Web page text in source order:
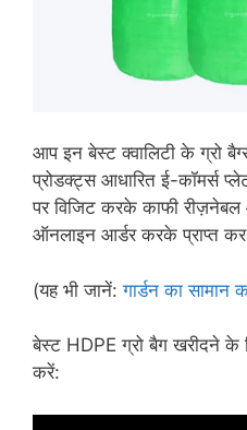
आप इन बेस्ट क्वालिटी के ग्रो
प्रोडक्ट्स आधारित ई-कॉमर्स
पर विजिट करके काफी रीज़नेबल
ऑनलाइन आर्डर करके प्राप्त
(यह भी जानें:गार्डन का सामान
बेस्ट HDPE ग्रो बैग खरीदने के
करें: